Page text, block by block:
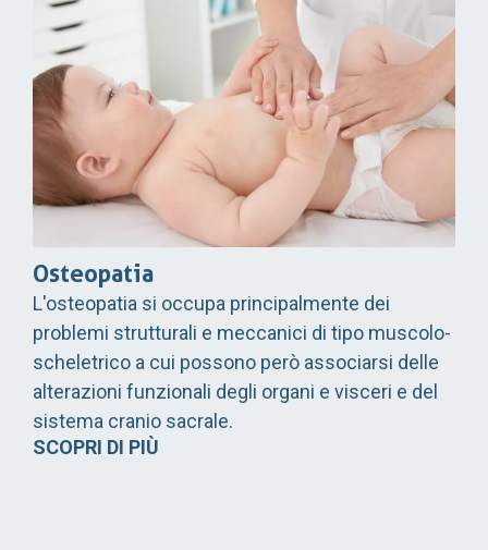
Osteopatia
L'osteopatia si occupa principalmente dei
problemi strutturali e meccanici di tipo muscolo-
scheletrico a cui possono però associarsi delle
alterazioni funzionali degli organi e visceri e del
sistema cranio sacrale.
SCOPRI DI PIÙ